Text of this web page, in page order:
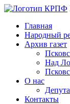
Главная
Народный
Архив газет
Над
О нас
Контакты